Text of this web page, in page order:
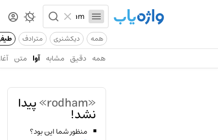
همه دیکشنری مترادف
همه دقیق مشابه آوا متن
«rodham» پیدا
نشد!
منظور شما این بود؟